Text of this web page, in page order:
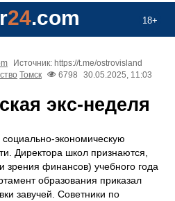
18+
24.com
Источник: https://t.me/ostrovisland
Томск 6798 30.05.2025, 11:03
экс-неделя
экономическую
Директора школ признаются,
зрения финансов) учебного года
образования приказал
завучей. Советники по